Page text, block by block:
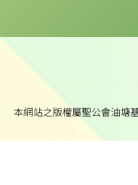
本網站之版權屬聖公會油塘